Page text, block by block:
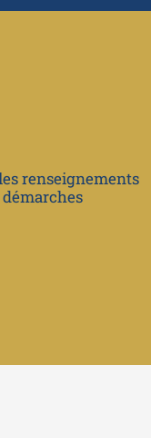
renseignements